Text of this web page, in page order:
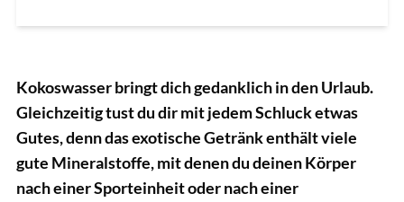
Kokoswasser bringt dich gedanklich in den Urlaub.
Gleichzeitig tust du dir mit jedem Schluck etwas
Gutes, denn das exotische Getränk enthält viele
gute Mineralstoffe, mit denen du deinen Körper
nach einer Sporteinheit oder nach einer